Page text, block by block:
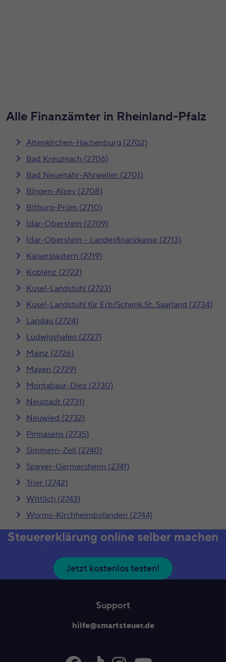
Alle Finanzämter in Rheinland-Pfalz
Altenkirchen-Hachenburg (2702)
Bad Kreuznach (2706)
Bad Neuenahr-Ahrweiler (2701)
Bingen-Alzey (2708)
Bitburg-Prüm (2710)
Idar-Oberstein (2709)
Idar-Oberstein – Landesfinanzkasse (2713)
Kaiserslautern (2719)
Koblenz (2722)
Kusel-Landstuhl (2723)
Kusel-Landstuhl für Erb/Schenk.St. Saarland (2734)
Landau (2724)
Ludwigshafen (2727)
Mainz (2726)
Mayen (2729)
Montabaur-Diez (2730)
Neustadt (2731)
Neuwied (2732)
Pirmasens (2735)
Simmern-Zell (2740)
Speyer-Germersheim (2741)
Trier (2742)
Wittlich (2743)
Worms-Kirchheimbolanden (2744)
Steuererklärung online selber machen
Jetzt kostenlos testen!
Support
hilfe@smartsteuer.de